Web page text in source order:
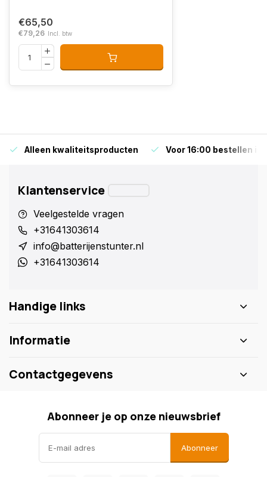
€65,50
€79,26 Incl. btw
Alleen kwaliteitsproducten Voor 16:00 bestellen is
Klantenservice
Veelgestelde vragen
+31641303614
info@batterijenstunter.nl
+31641303614
Handige links
Informatie
Contactgegevens
Abonneer je op onze nieuwsbrief
Abonneer